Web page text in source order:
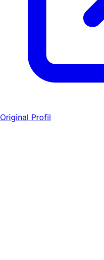
Original Profil